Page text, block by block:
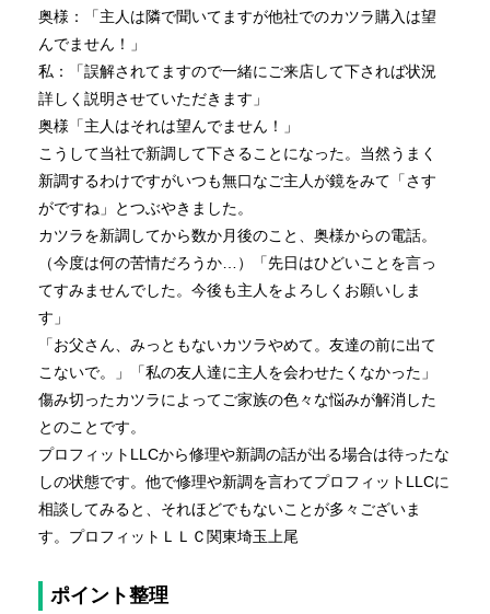
奥様：「主人は隣で聞いてますが他社でのカツラ購入は望
んでません！」
私：「誤解されてますので一緒にご来店して下されば状況
詳しく説明させていただきます」
奥様「主人はそれは望んでません！」
こうして当社で新調して下さることになった。当然うまく
新調するわけですがいつも無口なご主人が鏡をみて「さす
がですね」とつぶやきました。
カツラを新調してから数か月後のこと、奥様からの電話。
（今度は何の苦情だろうか…）「先日はひどいことを言っ
てすみませんでした。今後も主人をよろしくお願いしま
す」
「お父さん、みっともないカツラやめて。友達の前に出て
こないで。」「私の友人達に主人を会わせたくなかった」
傷み切ったカツラによってご家族の色々な悩みが解消した
とのことです。
プロフィットLLCから修理や新調の話が出る場合は待ったな
しの状態です。他で修理や新調を言わてプロフィットLLCに
相談してみると、それほどでもないことが多々ございま
す。プロフィットＬＬＣ関東埼玉上尾
ポイント整理